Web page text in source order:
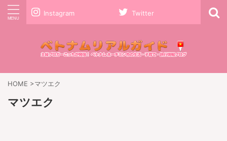
Instagram Twitter
HOME >マツエク
マツエク